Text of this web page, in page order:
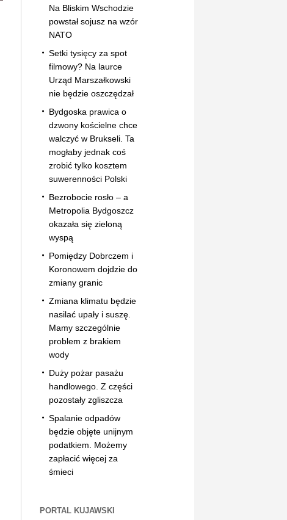
Na Bliskim Wschodzie
powstał sojusz na wzór
NATO
Setki tysięcy za spot
filmowy? Na laurce
Urząd Marszałkowski
nie będzie oszczędzał
Bydgoska prawica o
dzwony kościelne chce
walczyć w Brukseli. Ta
mogłaby jednak coś
zrobić tylko kosztem
suwerenności Polski
Bezrobocie rosło – a
Metropolia Bydgoszcz
okazała się zieloną
wyspą
Pomiędzy Dobrczem i
Koronowem dojdzie do
zmiany granic
Zmiana klimatu będzie
nasilać upały i suszę.
Mamy szczególnie
problem z brakiem
wody
Duży pożar pasażu
handlowego. Z części
pozostały zgliszcza
Spalanie odpadów
będzie objęte unijnym
podatkiem. Możemy
zapłacić więcej za
śmieci
PORTAL KUJAWSKI